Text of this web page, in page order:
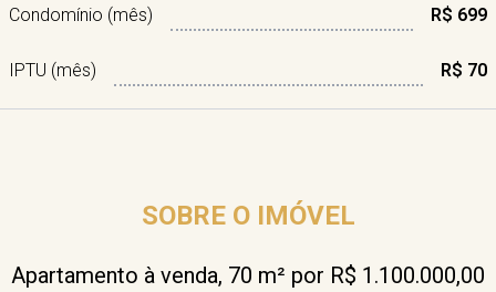
Condomínio (mês) R$ 699
IPTU (mês) R$ 70
SOBRE O IMÓVEL
Apartamento à venda, 70 m² por R$ 1.100.000,00